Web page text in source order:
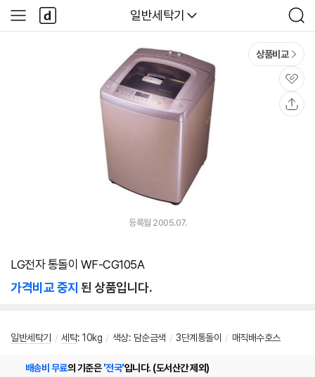
다나와
일반세탁기
검
색
사
이
다
나
와
상품비교
관
심
등록월 2005.07.
LG전자 통돌이 WF-CG105A
가격비교 중지 된 상품입니다.
일반세탁기 / 세탁: 10kg / 색상: 담순금색 / 3단계통돌이 / 매직배수호스
배송비 무료의 기준은'전국'입니다. (도서산간 제외)